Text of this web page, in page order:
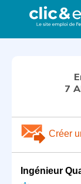
7
Créer
Ingénieur